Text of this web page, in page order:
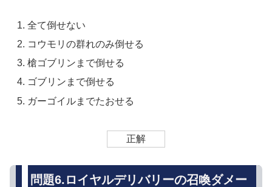
全て倒せない
コウモリの群れのみ倒せる
槍ゴブリンまで倒せる
ゴブリンまで倒せる
ガーゴイルまでたおせる
正解
問題6.ロイヤルデリバリーの召喚ダメー